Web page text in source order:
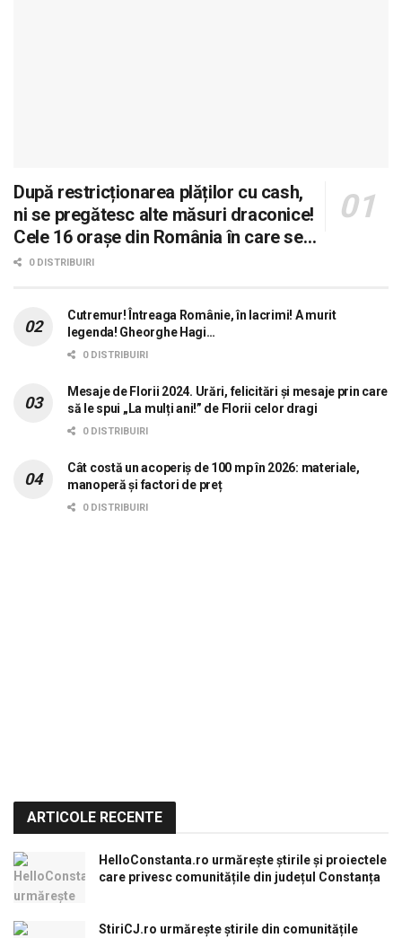
După restricționarea plăților cu cash,
ni se pregătesc alte măsuri draconice!
Cele 16 orașe din România în care se
dorește aplicarea sistemului 0 carne, 0
0 DISTRIBUIRI
Cutremur! Întreaga Românie, în lacrimi! A murit
legenda! Gheorghe Hagi…
0 DISTRIBUIRI
Mesaje de Florii 2024. Urări, felicitări și mesaje prin care
să le spui „La mulți ani!” de Florii celor dragi
0 DISTRIBUIRI
Cât costă un acoperiș de 100 mp în 2026: materiale,
manoperă și factori de preț
0 DISTRIBUIRI
ARTICOLE RECENTE
HelloConstanta.ro urmărește știrile și proiectele
care privesc comunitățile din județul Constanța
StiriCJ.ro urmărește știrile din comunitățile